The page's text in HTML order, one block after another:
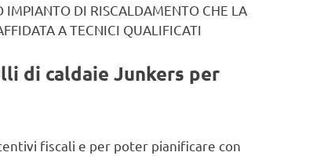
IMPIANTO DI RISCALDAMENTO CHE LA
A TECNICI QUALIFICATI
di caldaie Junkers per
fiscali e per poter pianificare con